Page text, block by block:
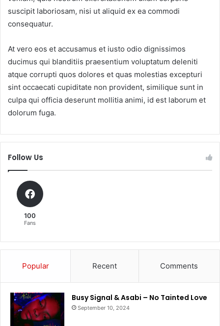
suscipit laboriosam, nisi ut aliquid ex ea commodi
consequatur.
At vero eos et accusamus et iusto odio dignissimos
ducimus qui blanditiis praesentium voluptatum deleniti
atque corrupti quos dolores et quas molestias excepturi
sint occaecati cupiditate non provident, similique sunt in
culpa qui officia deserunt mollitia animi, id est laborum et
dolorum fuga.
Follow Us
100
Fans
Popular Recent Comments
Busy Signal & Asabi – No Tainted Love
September 10, 2024